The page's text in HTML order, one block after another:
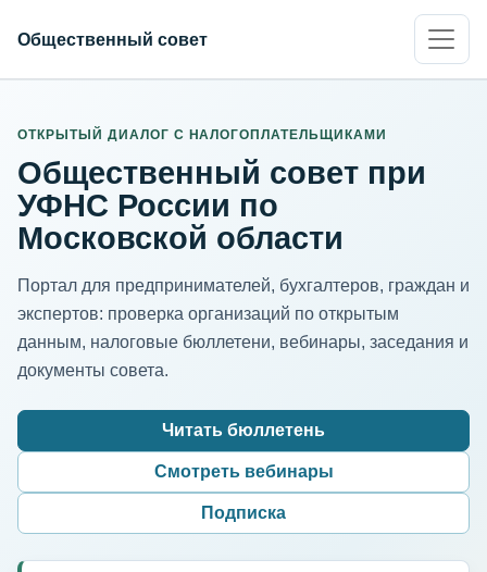
Общественный совет
ОТКРЫТЫЙ ДИАЛОГ С НАЛОГОПЛАТЕЛЬЩИКАМИ
Общественный совет при
УФНС России по
Московской области
Портал для предпринимателей, бухгалтеров, граждан и
экспертов: проверка организаций по открытым
данным, налоговые бюллетени, вебинары, заседания и
документы совета.
Читать бюллетень
Смотреть вебинары
Подписка
ИНН организации
Адрес для нормализации